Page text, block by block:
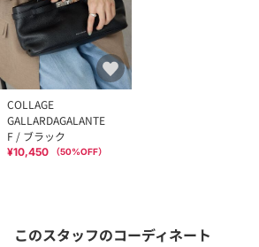
COLLAGE
GALLARDAGALANTE
F / ブラック
¥10,450 （50%OFF）
このスタッフのコーディネート